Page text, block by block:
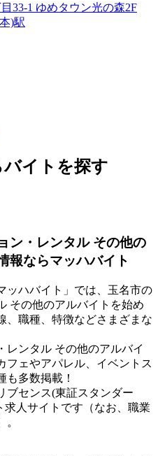
33-1 ゆめタウン光の森2F
)駅
イトを探す
ン・レンタル その他の
報ならマッハバイト
ッハバイト」では、玉名市の
その他のアルバイトを始め
、職種、特徴などさまざまな
レンタル その他のアルバイ
フェやアパレル、イベントス
も多数掲載！
ブセンス(東証スタンダー
求人サイトです（なお、職業